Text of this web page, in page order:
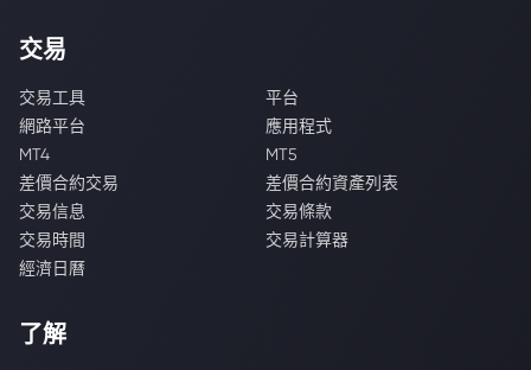
交易
交易工具
平台
網路平台
應用程式
MT4
MT5
差價合約交易
差價合約資產列表
交易信息
交易條款
交易時間
交易計算器
經濟日曆
了解